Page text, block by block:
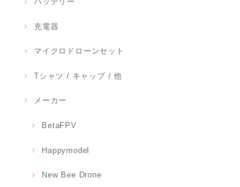
充電器
マイクロドローンセット
Tシャツ / キャップ / 他
メーカー
BetaFPV
Happymodel
New Bee Drone